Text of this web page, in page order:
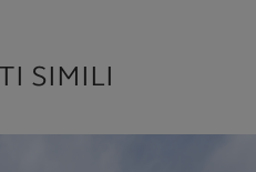
SIMILI